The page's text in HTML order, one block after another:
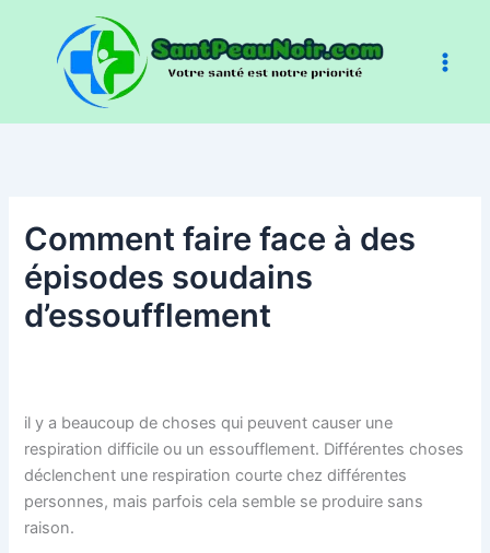
contenu
Comment faire face à des
épisodes soudains
d’essoufflement
il y a beaucoup de choses qui peuvent causer une
respiration difficile ou un essoufflement. Différentes choses
déclenchent une respiration courte chez différentes
personnes, mais parfois cela semble se produire sans
raison.